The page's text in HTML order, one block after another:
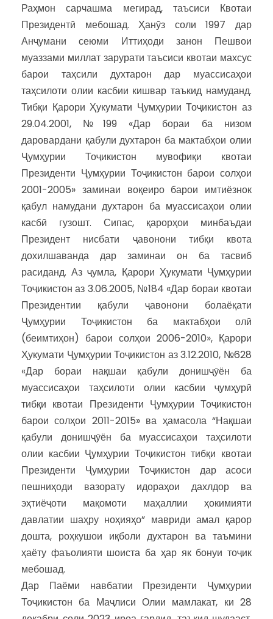
Раҳмон сарчашма мегирад, таъсиси Квотаи
Президентӣ мебошад. Ҳанӯз соли 1997 дар
Анҷумани сеюми Иттиҳоди занон Пешвои
муаззами миллат зарурати таъсиси квотаи махсус
барои таҳсили духтарон дар муассисаҳои
таҳсилоти олии касбии кишвар таъкид намуданд.
Тибқи Қарори Ҳукумати Ҷумҳурии Тоҷикистон аз
29.04.2001, №199 «Дар бораи ба низом
даровардани қабули духтарон ба мактабҳои олии
Ҷумҳурии Тоҷикистон мувофиқи квотаи
Президенти Ҷумҳурии Тоҷикистон барои солҳои
2001-2005» заминаи воқеиро барои имтиёзнок
қабул намудани духтарон ба муассисаҳои олии
касбӣ гузошт. Сипас, қарорҳои минбаъдаи
Президент нисбати ҷавонони тибқи квота
дохилшаванда дар заминаи он ба тасвиб
расиданд. Аз ҷумла, Қарори Ҳукумати Ҷумҳурии
Тоҷикистон аз 3.06.2005, №184 «Дар бораи квотаи
Президентии қабули ҷавонони болаёқати
Ҷумҳурии Тоҷикистон ба мактабҳои олӣ
(беимтиҳон) барои солҳои 2006-2010», Қарори
Ҳукумати Ҷумҳурии Тоҷикистон аз 3.12.2010, №628
«Дар бораи нақшаи қабули донишҷӯён ба
муассисаҳои таҳсилоти олии касбии ҷумҳурӣ
тибқи квотаи Президенти Ҷумҳурии Тоҷикистон
барои солҳои 2011-2015» ва ҳамасола “Нақшаи
қабули донишҷӯён ба муассисаҳои таҳсилоти
олии касбии Ҷумҳурии Тоҷикистон тибқи квотаи
Президенти Ҷумҳурии Тоҷикистон дар асоси
пешниҳоди вазорату идораҳои дахлдор ва
эҳтиёҷоти мақомоти маҳаллии ҳокимияти
давлатии шаҳру ноҳияҳо” мавриди амал қарор
дошта, роҳкушои иқболи духтарон ва таъмини
ҳаёту фаъолияти шоиста ба ҳар як бонуи тоҷик
мебошад.
Дар Паёми навбатии Президенти Ҷумҳурии
Тоҷикистон ба Маҷлиси Олии мамлакат, ки 28